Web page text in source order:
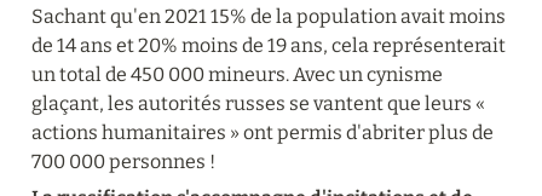
Sachant qu'en 2021 15% de la population avait moins
de 14 ans et 20% moins de 19 ans, cela représenterait
un total de 450 000 mineurs. Avec un cynisme
glaçant, les autorités russes se vantent que leurs «
actions humanitaires » ont permis d'abriter plus de
700 000 personnes !